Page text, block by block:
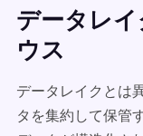
データレ
ウス
データレイクとは
タを集約して保管